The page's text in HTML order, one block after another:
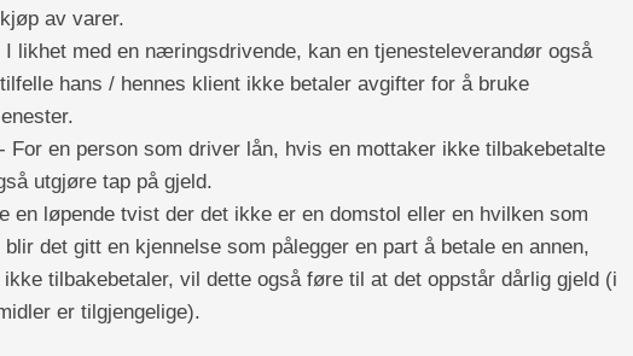
av varer.
likhet med en næringsdrivende, kan en tjenesteleverandør også
hans / hennes klient ikke betaler avgifter for å bruke
For en person som driver lån, hvis en mottaker ikke tilbakebetalte
utgjøre tap på gjeld.
en løpende tvist der det ikke er en domstol eller en hvilken som
det gitt en kjennelse som pålegger en part å betale en annen,
tilbakebetaler, vil dette også føre til at det oppstår dårlig gjeld (i
er tilgjengelige).